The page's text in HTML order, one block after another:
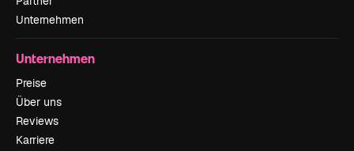
Unternehmen
Unternehmen
Preise
Über uns
Reviews
Karriere